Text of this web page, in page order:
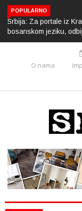
POPULARNO
Srbija: Za portale iz
bosanskom jeziku,
O nama